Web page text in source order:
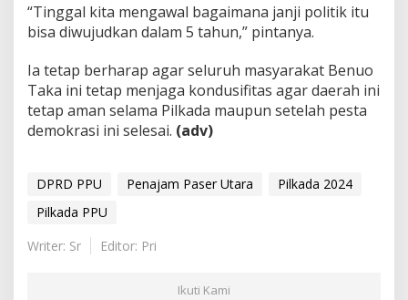
“Tinggal kita mengawal bagaimana janji politik itu
bisa diwujudkan dalam 5 tahun,” pintanya.
Ia tetap berharap agar seluruh masyarakat Benuo
Taka ini tetap menjaga kondusifitas agar daerah ini
tetap aman selama Pilkada maupun setelah pesta
demokrasi ini selesai. (adv)
DPRD PPU Penajam Paser Utara
Pilkada 2024
Pilkada PPU
Writer: Sr
Editor: Pri
Ikuti Kami